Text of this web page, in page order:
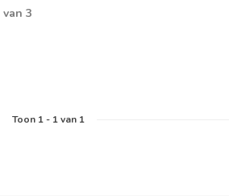
3
Toon 1- 1van 1